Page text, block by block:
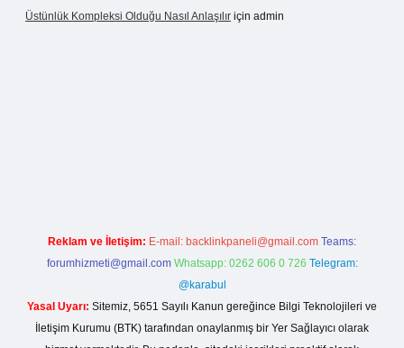
Üstünlük Kompleksi Olduğu Nasıl Anlaşılır için admin
Reklam ve İletişim: E-mail: backlinkpaneli@gmail.com Teams:
forumhizmeti@gmail.com Whatsapp: 0262 606 0 726 Telegram:
@karabul
Yasal Uyarı: Sitemiz, 5651 Sayılı Kanun gereğince Bilgi Teknolojileri ve
İletişim Kurumu (BTK) tarafından onaylanmış bir Yer Sağlayıcı olarak